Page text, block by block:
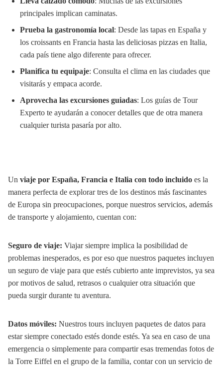
principales implican caminatas.
Prueba la gastronomía local: Desde las tapas en España y
los croissants en Francia hasta las deliciosas pizzas en Italia,
cada país tiene algo diferente para ofrecer.
Planifica tu equipaje: Consulta el clima en las ciudades que
visitarás y empaca acorde.
Aprovecha las excursiones guiadas: Los guías de Tour
Experto te ayudarán a conocer detalles que de otra manera
cualquier turista pasaría por alto.
Un viaje por España, Francia e Italia con todo incluido es la
manera perfecta de explorar tres de los destinos más fascinantes
de Europa sin preocupaciones, porque nuestros servicios, además
de transporte y alojamiento, cuentan con:
Seguro de viaje: Viajar siempre implica la posibilidad de
problemas inesperados, es por eso que nuestros paquetes incluyen
un seguro de viaje para que estés cubierto ante imprevistos, ya sea
por motivos de salud, retrasos o cualquier otra situación que
pueda surgir durante tu aventura.
Datos móviles: Nuestros tours incluyen paquetes de datos para
estar siempre conectado estés donde estés. Ya sea en caso de una
emergencia o simplemente para compartir esas tremendas fotos de
la Torre Eiffel en el grupo de la familia, contar con un servicio de